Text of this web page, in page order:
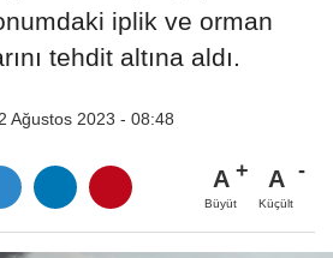
iplik ve orman
tehdit altına aldı.
Ağustos 2023 - 08:48
A
Büyüt
A
Küçült